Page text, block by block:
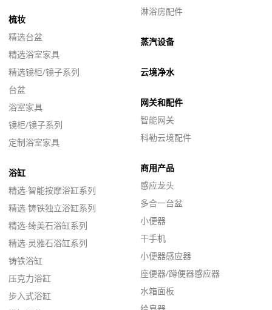
梳妆
精选台盆
精选浴室家具
精选镜柜/镜子系列
台盆
浴室家具
镜柜/镜子系列
定制浴室家具
浴缸
精选·智能按摩浴缸系列
精选·铸铁独立浴缸系列
精选·绮美石浴缸系列
精选·灵雅石浴缸系列
铸铁浴缸
压克力浴缸
步入式浴缸
淋浴房配件
蒸汽设备
云境净水
网关和配件
智能网关
科勒云境配件
商用产品
感应龙头
多合一台盆
小便器
干手机
小便器感应器
座便器/蹲便器感应器
水箱面板